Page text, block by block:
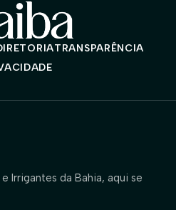
TRANSPARÊNCIA
Irrigantes da Bahia, aqui se